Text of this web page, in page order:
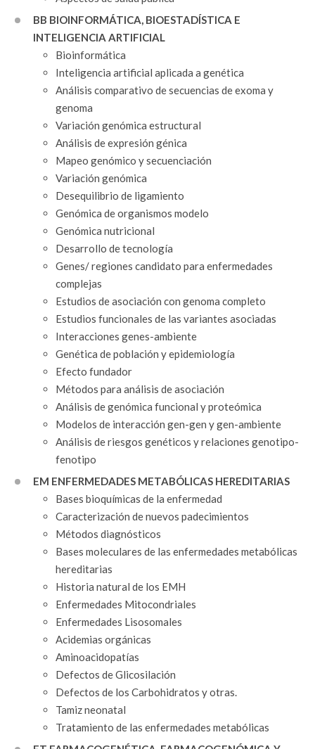
BB BIOINFORMÁTICA, BIOESTADÍSTICA E
INTELIGENCIA ARTIFICIAL
Bioinformática
Inteligencia artificial aplicada a genética
Análisis comparativo de secuencias de exoma y
genoma
Variación genómica estructural
Análisis de expresión génica
Mapeo genómico y secuenciación
Variación genómica
Desequilibrio de ligamiento
Genómica de organismos modelo
Genómica nutricional
Desarrollo de tecnología
Genes/ regiones candidato para enfermedades
complejas
Estudios de asociación con genoma completo
Estudios funcionales de las variantes asociadas
Interacciones genes-ambiente
Genética de población y epidemiología
Efecto fundador
Métodos para análisis de asociación
Análisis de genómica funcional y proteómica
Modelos de interacción gen-gen y gen-ambiente
Análisis de riesgos genéticos y relaciones genotipo-
fenotipo
EM ENFERMEDADES METABÓLICAS HEREDITARIAS
Bases bioquímicas de la enfermedad
Caracterización de nuevos padecimientos
Métodos diagnósticos
Bases moleculares de las enfermedades metabólicas
hereditarias
Historia natural de los EMH
Enfermedades Mitocondriales
Enfermedades Lisosomales
Acidemias orgánicas
Aminoacidopatías
Defectos de Glicosilación
Defectos de los Carbohidratos y otras.
Tamiz neonatal
Tratamiento de las enfermedades metabólicas